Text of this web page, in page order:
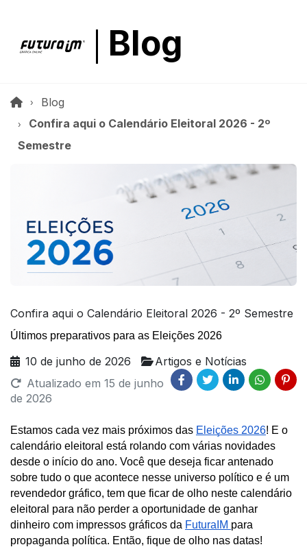
Blog
Blog
Confira aqui o Calendário Eleitoral 2026 - 2º
Semestre
Confira aqui o Calendário Eleitoral 2026 - 2º Semestre
Últimos preparativos para as Eleições 2026
10 de junho de 2026
Artigos e Notícias
Atualizado em 15 de junho
de 2026
Estamos cada vez mais próximos das Eleições 2026! E o
calendário eleitoral está rolando com várias novidades
desde o início do ano. Você que deseja ficar antenado
sobre tudo o que acontece nesse universo político e é um
revendedor gráfico, tem que ficar de olho neste calendário
eleitoral para não perder a oportunidade de ganhar
dinheiro com impressos gráficos da FuturaIM para
propaganda política. Então, fique de olho nas datas!